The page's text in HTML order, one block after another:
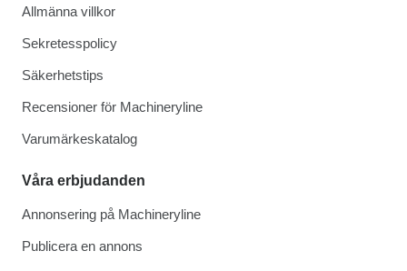
Allmänna villkor
Sekretesspolicy
Säkerhetstips
Recensioner för Machineryline
Varumärkeskatalog
Våra erbjudanden
Annonsering på Machineryline
Publicera en annons